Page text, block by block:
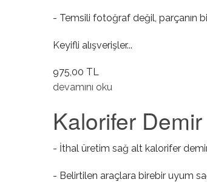
- Temsili fotoğraf değil, parçanın
Keyifli alışverişler...
975,00 TL
Kalorifer Demir Borusu Sol Üst
devamını oku
Kalorifer
- İthal üretim sağ alt kalorifer
- Belirtilen araçlara birebir uyum